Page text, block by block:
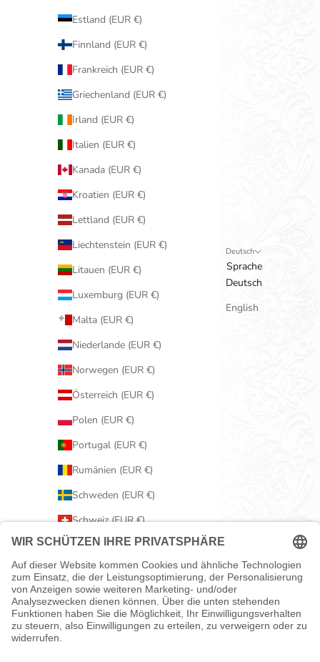
Estland (EUR €)
Finnland (EUR €)
Frankreich (EUR €)
Griechenland (EUR €)
Irland (EUR €)
Italien (EUR €)
Kanada (EUR €)
Kroatien (EUR €)
Lettland (EUR €)
Liechtenstein (EUR €)
Litauen (EUR €)
Luxemburg (EUR €)
Malta (EUR €)
Niederlande (EUR €)
Norwegen (EUR €)
Österreich (EUR €)
Polen (EUR €)
Portugal (EUR €)
Rumänien (EUR €)
Schweden (EUR €)
Schweiz (EUR €)
Serbien (EUR €)
Slowakei (EUR €)
Slowenien (EUR €)
Spanien (EUR €)
Deutsch
Sprache
Deutsch
English